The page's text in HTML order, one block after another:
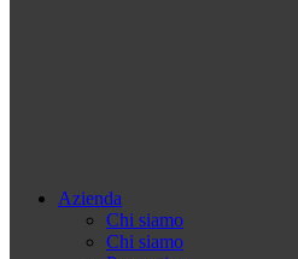
Azienda
Chi siamo
Chi siamo